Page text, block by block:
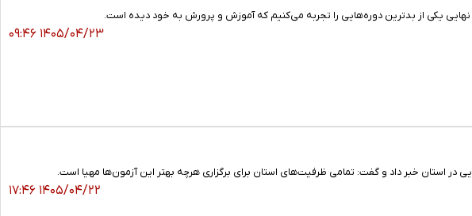
یکی از بدترین دوره‌هایی را تجربه می‌کنیم که آموزش و پرورش به خود دیده است.
۱۴۰۵/۰۴/۲۳ ۰۹:۴۶
۱۴۰۵/۰۴/۲۲ ۱۷:۴۶